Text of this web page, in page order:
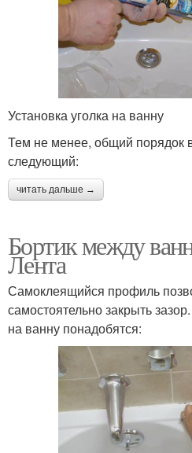
Установка уголка на ванну
Тем не менее, общий порядок
следующий:
читать дальше →
Бортик между
Лента
Самоклеящийся профиль
самостоятельно закрыть
на ванну понадобятся: